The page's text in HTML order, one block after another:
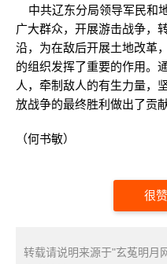
中共辽东分局领导军民和
广大群众，开展游击战争，
沿，为在敌后开展土地改革
的组织发挥了重要的作用。
人，牵制敌人的有生力量，
放战争的最终胜利做出了贡献
（何书敏）
很
转载请说明来源于"玄菟明月